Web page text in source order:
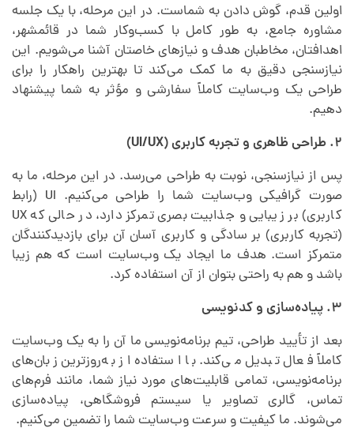
اولین قدم، گوش دادن به شماست. در این مرحله، با یک جلسه
مشاوره جامع، به طور کامل با کسب‌وکار شما در قائمشهر،
اهدافتان، مخاطبان هدف و نیازهای خاصتان آشنا می‌شویم. این
نیازسنجی دقیق به ما کمک می‌کند تا بهترین راهکار را برای
طراحی یک وب‌سایت کاملاً سفارشی و مؤثر به شما پیشنهاد
دهیم.
۲. طراحی ظاهری و تجربه کاربری (UI/UX)
پس از نیازسنجی، نوبت به طراحی می‌رسد. در این مرحله، ما به
صورت گرافیکی وب‌سایت شما را طراحی می‌کنیم. UI (رابط
کاربری) بر زیبایی و جذابیت بصری تمرکز دارد، در حالی که UX
(تجربه کاربری) بر سادگی و کاربری آسان آن برای بازدیدکنندگان
متمرکز است. هدف ما ایجاد یک وب‌سایت است که هم زیبا
باشد و هم به راحتی بتوان از آن استفاده کرد.
۳. پیاده‌سازی و کدنویسی
بعد از تأیید طراحی، تیم برنامه‌نویسی ما آن را به یک وب‌سایت
کاملاً فعال تبدیل می‌کند. با استفاده از به‌روزترین زبان‌های
برنامه‌نویسی، تمامی قابلیت‌های مورد نیاز شما، مانند فرم‌های
تماس، گالری تصاویر یا سیستم فروشگاهی، پیاده‌سازی
می‌شوند. ما کیفیت و سرعت وب‌سایت شما را تضمین می‌کنیم.